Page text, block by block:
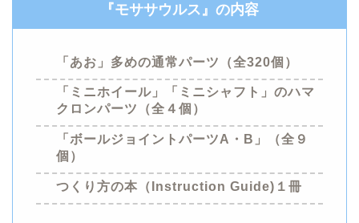
『モササウルス 』 の内容
「あお」多めの通常パーツ （全320個）
「ミニホイール」「ミニシャフト」のハマ
クロンパーツ（全４個）
「ボールジョイントパーツA・B」（全９
個）
つくり方の本（Instruction Guide)１冊